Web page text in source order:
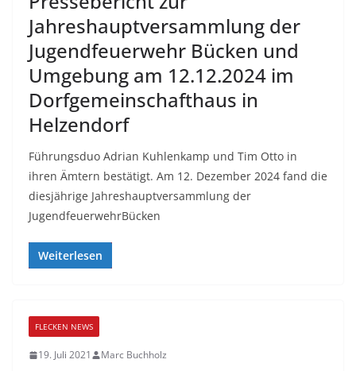
Jahreshauptversammlung der
Jugendfeuerwehr Bücken und
Umgebung am 12.12.2024 im
Dorfgemeinschafthaus in
Helzendorf
Führungsduo Adrian Kuhlenkamp und Tim Otto in
ihren Ämtern bestätigt. Am 12. Dezember 2024 fand die
diesjährige Jahreshauptversammlung der
JugendfeuerwehrBücken
Weiterlesen
FLECKEN NEWS
19. Juli 2021 Marc Buchholz